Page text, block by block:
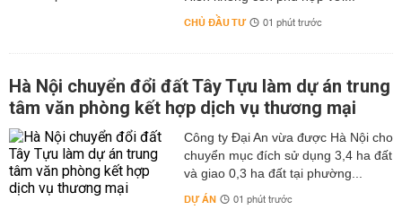
CHỦ ĐẦU TƯ 01 phút trước
Hà Nội chuyển đổi đất Tây Tựu làm dự án trung
tâm văn phòng kết hợp dịch vụ thương mại
Công ty Đại An vừa được Hà Nội cho
chuyển mục đích sử dụng 3,4 ha đất
và giao 0,3 ha đất tại phường...
DỰ ÁN 01 phút trước